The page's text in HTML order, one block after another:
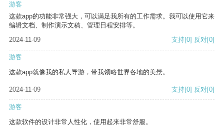
游客
这款app的功能非常强大，可以满足我所有的工作需求。我可以使用它来
编辑文档、制作演示文稿、管理日程安排等。
2024-11-09
支持[0] 反对[0]
游客
这款app就像我的私人导游，带我领略世界各地的美景。
2024-11-09 支持[0] 反对[0]
游客
这款软件的设计非常人性化，使用起来非常舒服。